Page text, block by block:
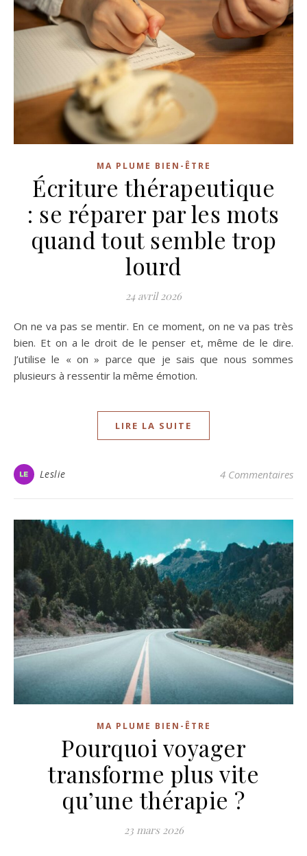
MA PLUME BIEN-ÊTRE
Écriture thérapeutique
: se réparer par les mots
quand tout semble trop
lourd
24 avril 2026
On ne va pas se mentir. En ce moment, on ne va pas très
bien. Et on a le droit de le penser et, même de le dire.
J’utilise le « on » parce que je sais que nous sommes
plusieurs à ressentir la même émotion.
LIRE LA SUITE
Leslie 4 Commentaires
MA PLUME BIEN-ÊTRE
Pourquoi voyager
transforme plus vite
qu’une thérapie ?
23 mars 2026